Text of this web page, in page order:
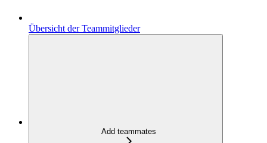
Übersicht der Teammitglieder
Add teammates